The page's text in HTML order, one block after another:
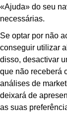
«Ajuda» do seu
necessárias.
Se optar por não
conseguir utilizar
disso, desactivar
que não receberá
análises de
deixará de
as suas